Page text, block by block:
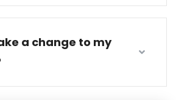
a change to my